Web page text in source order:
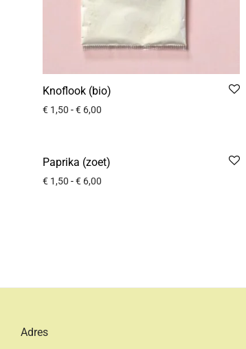
Knoflook (bio)
€ 1,50 -€ 6,00
Paprika (zoet)
€ 1,50 -€ 6,00
Adres